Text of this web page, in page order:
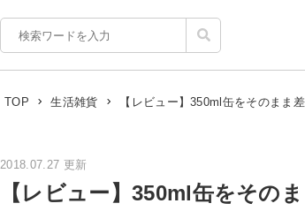
TOP 生活雑貨 【レビュー】350ml缶をそのまま
2018.07.27 更新
【レビュー】350ml缶をその